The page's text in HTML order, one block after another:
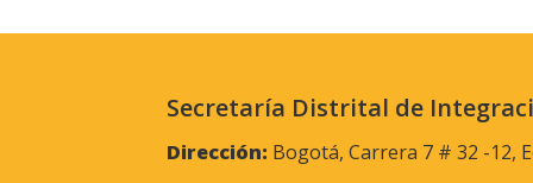
Secretaría Distrital de
Dirección: Bogotá, Carrera 7 # 32 -12,